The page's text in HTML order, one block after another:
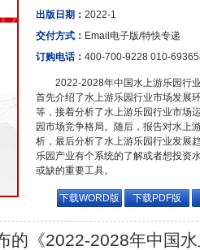
出版日期： 2022-1
交付方式： Email电子版/特快专递
订购电话： 400-700-9228 010-
2022-2028年中国水上游乐园行
首先介绍了水上游乐园行业市场发展
等，接着分析了水上游乐园行业市场
园市场竞争格局。随后，报告对水上
析，最后分析了水上游乐园行业发展
乐园产业有个系统的了解或者想投资
或缺的重要工具。
下载WORD版 下载PDF版
《2022-2028年中国水